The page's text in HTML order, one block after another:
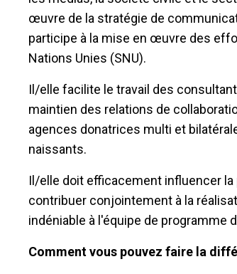
œuvre de la stratégie de
participe à la mise en œuvre des
Nations Unies (SNU).
Il/elle facilite le travail des
maintien des relations de
agences donatrices multi et
naissants.
Il/elle doit efficacement influencer
contribuer conjointement à la
indéniable à l'équipe de programme
Comment vous pouvez faire la